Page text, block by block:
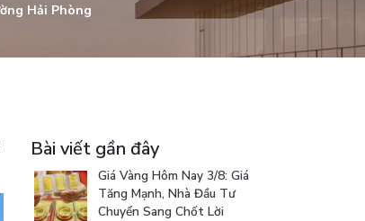
Hải Phòng
Bài viết gần đây
Giá Vàng Hôm Nay 3/8: Giá
Tăng Mạnh, Nhà Đầu Tư
Chuyển Sang Chốt Lời